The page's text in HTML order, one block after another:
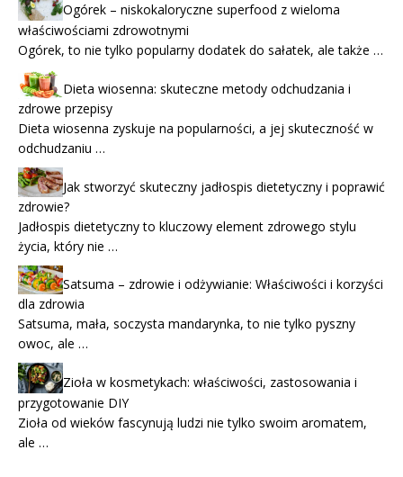
Ogórek – niskokaloryczne superfood z wieloma
właściwościami zdrowotnymi
Ogórek, to nie tylko popularny dodatek do sałatek, ale także …
Dieta wiosenna: skuteczne metody odchudzania i
zdrowe przepisy
Dieta wiosenna zyskuje na popularności, a jej skuteczność w
odchudzaniu …
Jak stworzyć skuteczny jadłospis dietetyczny i poprawić
zdrowie?
Jadłospis dietetyczny to kluczowy element zdrowego stylu
życia, który nie …
Satsuma – zdrowie i odżywianie: Właściwości i korzyści
dla zdrowia
Satsuma, mała, soczysta mandarynka, to nie tylko pyszny
owoc, ale …
Zioła w kosmetykach: właściwości, zastosowania i
przygotowanie DIY
Zioła od wieków fascynują ludzi nie tylko swoim aromatem,
ale …